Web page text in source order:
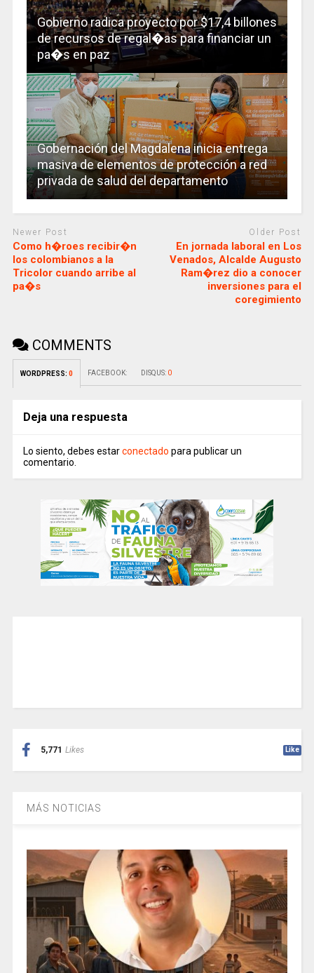
Gobierno radica proyecto por $17,4 billones
de recursos de regal�as para financiar un
pa�s en paz
Gobernación del Magdalena inicia entrega
masiva de elementos de protección a red
privada de salud del departamento
Newer Post
Como h�roes recibir�n
los colombianos a la
Tricolor cuando arribe al
pa�s
Older Post
En jornada laboral en Los
Venados, Alcalde Augusto
Ram�rez dio a conocer
inversiones para el
coregimiento
COMMENTS
WORDPRESS: 0 FACEBOOK: DISQUS: 0
Deja una respuesta
Lo siento, debes estarconectado para publicar un
comentario.
5,771 Likes Like
MÁS NOTICIAS